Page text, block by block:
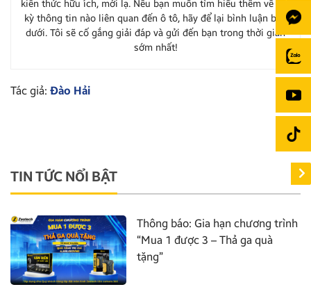
kiến thức hữu ích, mới lạ. Nếu bạn muốn tìm hiểu thêm về bất
kỳ thông tin nào liên quan đến ô tô, hãy để lại bình luận bên
dưới. Tôi sẽ cố gắng giải đáp và gửi đến bạn trong thời gian
sớm nhất!
Tác giả: Đào Hải
TIN TỨC NỔI BẬT
Thông báo: Gia hạn chương trình
“Mua 1 được 3 – Thả ga quà
tặng”